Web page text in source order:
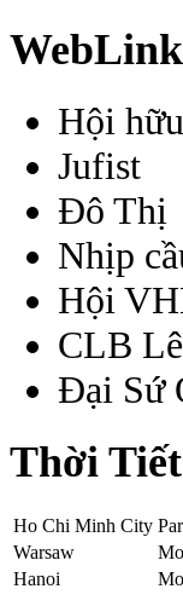
Hội
Jufist
Đô Thị
Nhịp
Hội
CLB
Đại Sứ
Thời Tiết
Ho Chi Minh City
Warsaw
Hanoi